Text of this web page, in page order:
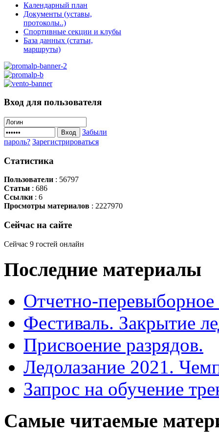
Календарный план
Документы (уставы,
протоколы..)
Спортивные секции и клубы
База данных (статьи,
маршруты)
Вход для пользователя
Вход
Забыли
пароль? Зарегистрироваться
Статистика
Пользователи : 56797
Статьи : 686
Ссылки : 6
Просмотры материалов : 2227970
Сейчас на сайте
Сейчас 9 гостей онлайн
Последние материалы
Отчетно-перевыборное
Фестиваль. Закрытие
Присвоение разрядов.
Ледолазание 2021.
Запрос на обучение
Самые читаемые